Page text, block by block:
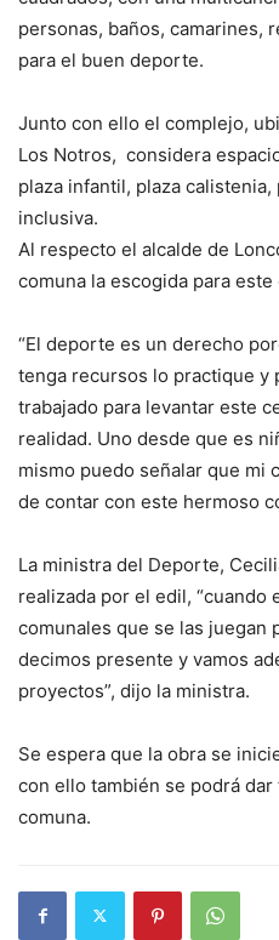
personas, baños, camarines,
para el buen deporte.
Junto con ello el complejo,
Los Notros, considera
plaza infantil, plaza
inclusiva.
Al respecto el alcalde de
comuna la escogida para
“El deporte es un derecho
tenga recursos lo practique y
trabajado para levantar este
realidad. Uno desde que es
mismo puedo señalar que mi
de contar con este hermoso
La ministra del Deporte,
realizada por el edil, “cuando
comunales que se las juegan
decimos presente y vamos
proyectos”, dijo la ministra.
Se espera que la obra se
con ello también se podrá
comuna.